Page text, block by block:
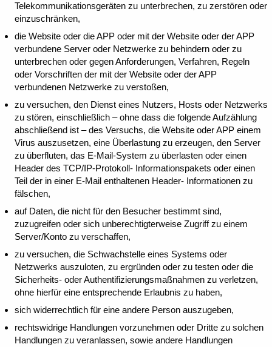
Telekommunikationsgeräten zu unterbrechen, zu zerstören oder
einzuschränken,
die Website oder die APP oder mit der Website oder der APP
verbundene Server oder Netzwerke zu behindern oder zu
unterbrechen oder gegen Anforderungen, Verfahren, Regeln
oder Vorschriften der mit der Website oder der APP
verbundenen Netzwerke zu verstoßen,
zu versuchen, den Dienst eines Nutzers, Hosts oder Netzwerks
zu stören, einschließlich – ohne dass die folgende Aufzählung
abschließend ist – des Versuchs, die Website oder APP einem
Virus auszusetzen, eine Überlastung zu erzeugen, den Server
zu überfluten, das E-Mail-System zu überlasten oder einen
Header des TCP/IP-Protokoll- Informationspakets oder einen
Teil der in einer E-Mail enthaltenen Header- Informationen zu
fälschen,
auf Daten, die nicht für den Besucher bestimmt sind,
zuzugreifen oder sich unberechtigterweise Zugriff zu einem
Server/Konto zu verschaffen,
zu versuchen, die Schwachstelle eines Systems oder
Netzwerks auszuloten, zu ergründen oder zu testen oder die
Sicherheits- oder Authentifizierungsmaßnahmen zu verletzen,
ohne hierfür eine entsprechende Erlaubnis zu haben,
sich widerrechtlich für eine andere Person auszugeben,
rechtswidrige Handlungen vorzunehmen oder Dritte zu solchen
Handlungen zu veranlassen, sowie andere Handlungen